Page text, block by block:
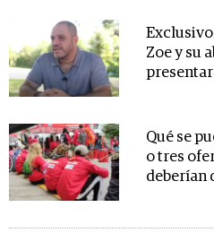
Zoe y su
Qué se
o tres
deberían